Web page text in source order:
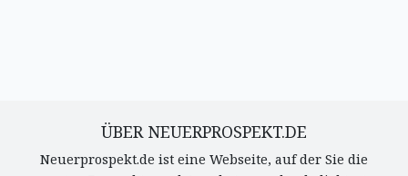
ÜBER NEUERPROSPEKT.DE
Neuerprospekt.de ist eine Webseite, auf der Sie die